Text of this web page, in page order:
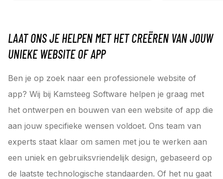
LAAT ONS JE HELPEN MET HET CREËREN VAN JOUW
UNIEKE WEBSITE OF APP
Ben je op zoek naar een professionele website of
app? Wij bij Kamsteeg Software helpen je graag met
het ontwerpen en bouwen van een website of app die
aan jouw specifieke wensen voldoet. Ons team van
experts staat klaar om samen met jou te werken aan
een uniek en gebruiksvriendelijk design, gebaseerd op
de laatste technologische standaarden. Of het nu gaat